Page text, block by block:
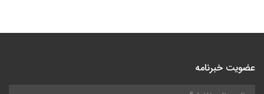
عضویت خبرنامه